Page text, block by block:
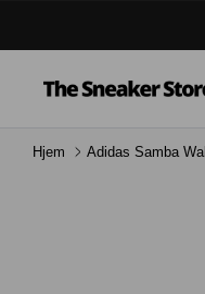
Hjem Adidas Samba